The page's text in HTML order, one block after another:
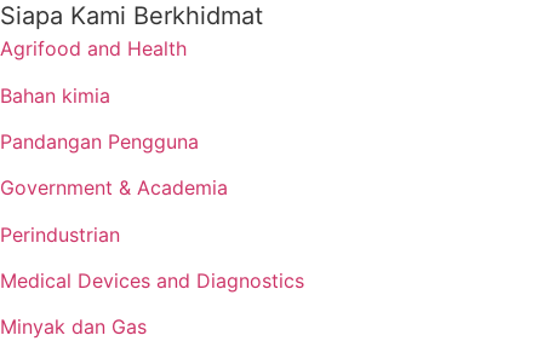
Siapa Kami Berkhidmat
Agrifood and Health
Bahan kimia
Pandangan Pengguna
Government & Academia
Perindustrian
Medical Devices and Diagnostics
Minyak dan Gas